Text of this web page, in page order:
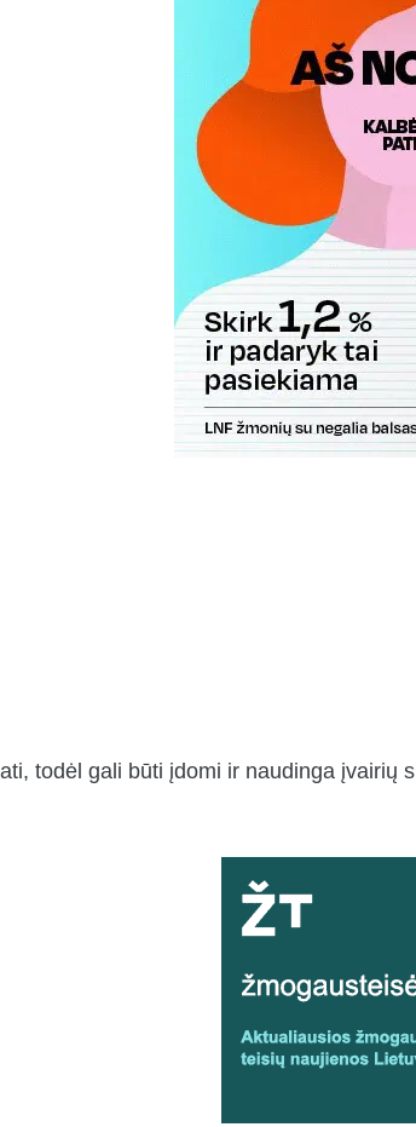
todėl gali būti įdomi ir naudinga įvairių